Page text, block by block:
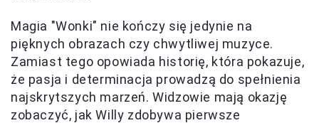
Magia "Wonki" nie kończy się jedynie na
pięknych obrazach czy chwytliwej muzyce.
Zamiast tego opowiada historię, która pokazuje,
że pasja i determinacja prowadzą do spełnienia
najskrytszych marzeń. Widzowie mają okazję
zobaczyć, jak Willy zdobywa pierwsze